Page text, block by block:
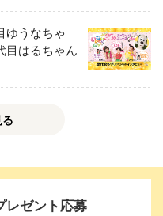
ゆうなちゃ
目はるちゃん
レゼント応募